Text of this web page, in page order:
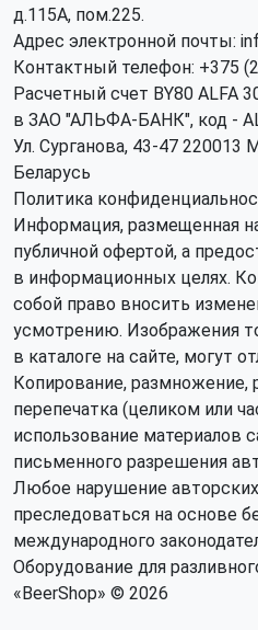
д.115А, пом.225.
Адрес электронной почты:
Контактный телефон: +375
Расчетный счет BY80 ALFA
в ЗАО "АЛЬФА-БАНК", код -
Ул. Сурганова, 43-47 220013
Беларусь
Политика
Информация, размещенная
публичной офертой, а
в информационных целях.
собой право вносить
усмотрению. Изображения
в каталоге на сайте, могут
Копирование, размножение,
перепечатка (целиком или
использование материалов
письменного разрешения
Любое нарушение
преследоваться на основе
международного
Оборудование для
«BeerShop» © 2026